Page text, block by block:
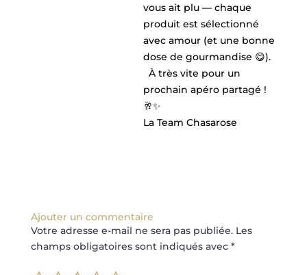
vous ait plu — chaque
produit est sélectionné
avec amour (et une bonne
dose de gourmandise 😋).
À très vite pour un
prochain apéro partagé !
🥂✨
La Team Chasarose
Ajouter un commentaire
Votre adresse e-mail ne sera pas publiée. Les
champs obligatoires sont indiqués avec *